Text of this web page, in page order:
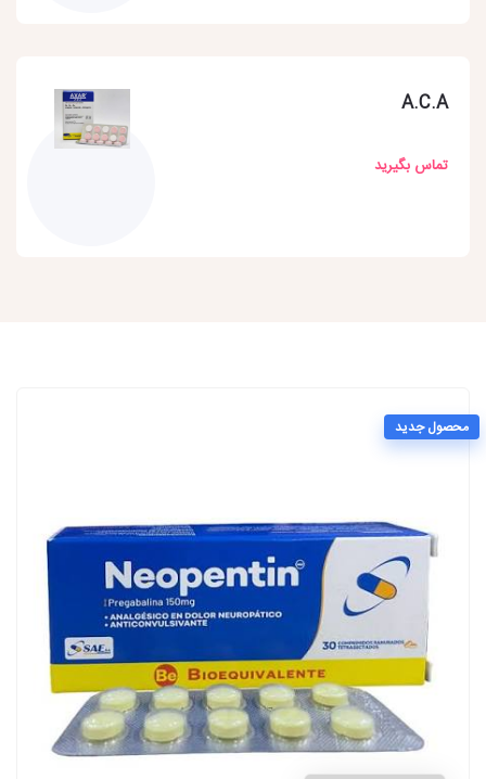
A.C.A
تماس بگیرید
محصول جدید